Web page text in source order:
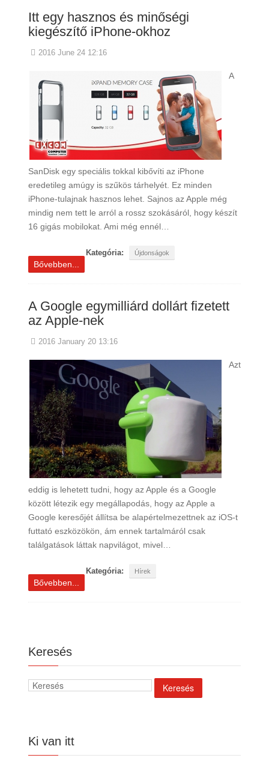
Itt egy hasznos és minőségi
kiegészítő iPhone-okhoz
2016 June 24 12:16
A
SanDisk egy speciális tokkal kibővíti az iPhone
eredetileg amúgy is szűkös tárhelyét. Ez minden
iPhone-tulajnak hasznos lehet. Sajnos az Apple még
mindig nem tett le arról a rossz szokásáról, hogy készít
16 gigás mobilokat. Ami még ennél…
Kategória: Újdonságok
Bővebben...
A Google egymilliárd dollárt fizetett
az Apple-nek
2016 January 20 13:16
Azt
eddig is lehetett tudni, hogy az Apple és a Google
között létezik egy megállapodás, hogy az Apple a
Google keresőjét állítsa be alapértelmezettnek az iOS-t
futtató eszközökön, ám ennek tartalmáról csak
találgatások láttak napvilágot, mivel…
Kategória: Hírek
Bővebben...
Keresés
Ki van itt